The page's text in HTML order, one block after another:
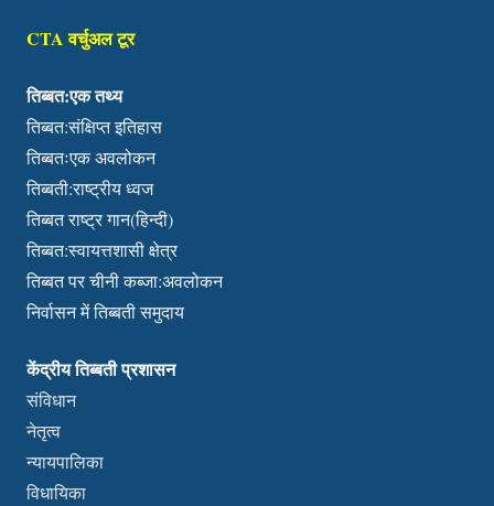
CTA वर्चुअल टूर
तिब्बत:एक तथ्य
तिब्बत:संक्षिप्त इतिहास
तिब्बतःएक अवलोकन
तिब्बती:राष्ट्रीय ध्वज
तिब्बत राष्ट्र गान(हिन्दी)
तिब्बत:स्वायत्तशासी क्षेत्र
तिब्बत पर चीनी कब्जा:अवलोकन
निर्वासन में तिब्बती समुदाय
केंद्रीय तिब्बती प्रशासन
संविधान
नेतृत्व
न्यायपालिका
विधायिका